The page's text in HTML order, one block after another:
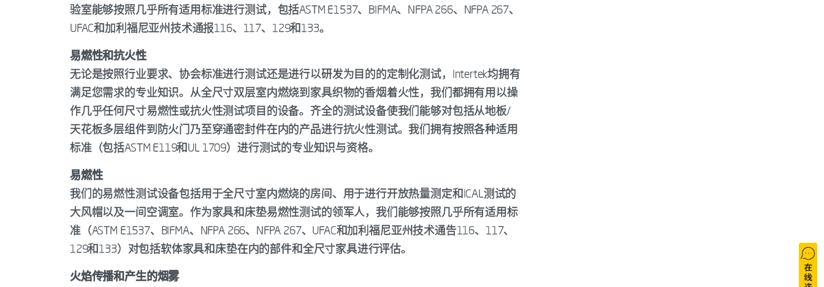
验室能够按照几乎所有适用标准进行测试，包括ASTM E1537、BIFMA、NFPA 266、NFPA 267、
UFAC和加利福尼亚州技术通报116、117、129和133。
易燃性和抗火性
无论是按照行业要求、协会标准进行测试还是进行以研发为目的的定制化测试，Intertek均拥有
满足您需求的专业知识。从全尺寸双层室内燃烧到家具织物的香烟着火性，我们都拥有用以操
作几乎任何尺寸易燃性或抗火性测试项目的设备。齐全的测试设备使我们能够对包括从地板/
天花板多层组件到防火门乃至穿通密封件在内的产品进行抗火性测试。我们拥有按照各种适用
标准（包括ASTM E119和UL 1709）进行测试的专业知识与资格。
易燃性
我们的易燃性测试设备包括用于全尺寸室内燃烧的房间、用于进行开放热量测定和ICAL测试的
大风帽以及一间空调室。作为家具和床垫易燃性测试的领军人，我们能够按照几乎所有适用标
准（ASTM E1537、BIFMA、NFPA 266、NFPA 267、UFAC和加利福尼亚州技术通告116、117、
129和133）对包括软体家具和床垫在内的部件和全尺寸家具进行评估。
火焰传播和产生的烟雾